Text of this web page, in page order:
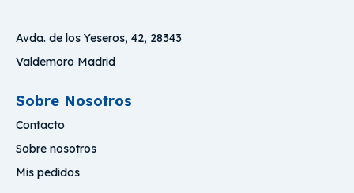
Avda. de los Yeseros, 42, 28343
Valdemoro Madrid
Sobre Nosotros
Contacto
Sobre nosotros
Mis pedidos